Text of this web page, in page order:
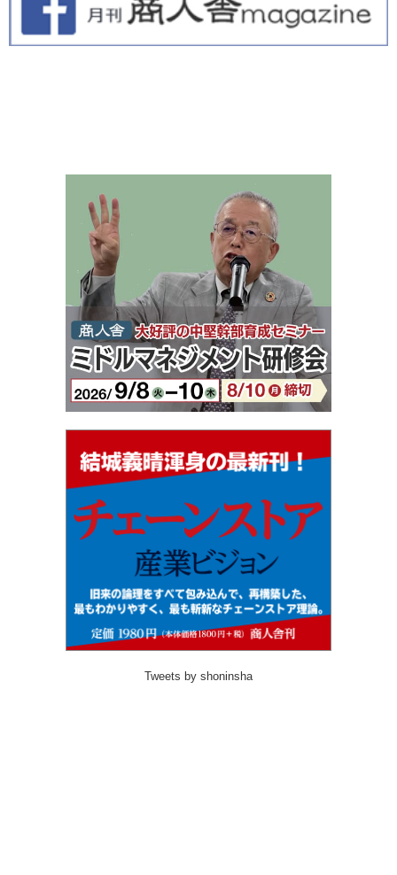
Tweets by shoninsha